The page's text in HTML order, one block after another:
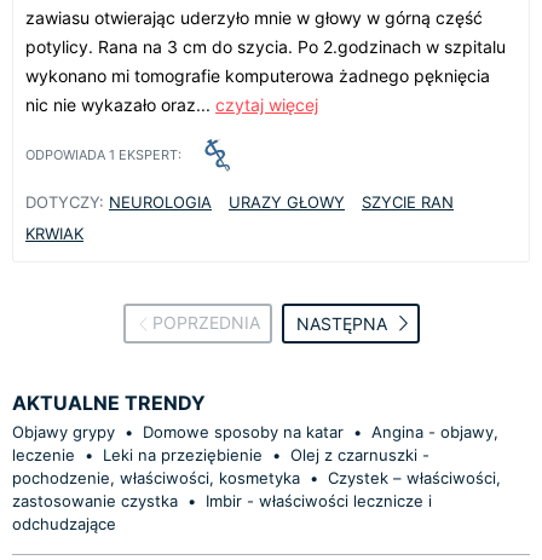
zawiasu otwierając uderzyło mnie w głowy w górną część
potylicy. Rana na 3 cm do szycia. Po 2.godzinach w szpitalu
wykonano mi tomografie komputerowa żadnego pęknięcia
nic nie wykazało oraz... czytaj więcej
ODPOWIADA 1 EKSPERT:
DOTYCZY: NEUROLOGIA URAZY GŁOWY
SZYCIE RAN
KRWIAK
POPRZEDNIA NASTĘPNA
AKTUALNE TRENDY
Objawy grypy • Domowe sposoby na katar • Angina - objawy,
leczenie
• Leki na przeziębienie • Olej z czarnuszki -
pochodzenie, właściwości, kosmetyka • Czystek – właściwości,
zastosowanie czystka •
Imbir - właściwości lecznicze i
odchudzające